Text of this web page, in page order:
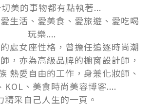
美的事物都有點執著...
生活、愛美食、愛旅遊、愛吃喝
玩樂....
處女座性格，曾擔任追逐時尚潮
，亦為高級品牌的櫥窗設計師，
熱愛自由的工作，身兼化妝師、
KOL、美食時尚美容博客....
精采自己人生的一頁。